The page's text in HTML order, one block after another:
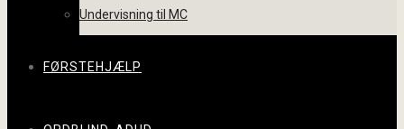
Undervisning til MC
FØRSTEHJÆLP